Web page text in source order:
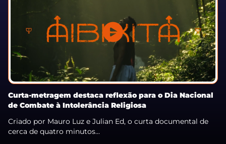
Curta-metragem destaca reflexão para o Dia Nacional
de Combate à Intolerância Religiosa
Criado por Mauro Luz e Julian Ed, o curta documental de
cerca de quatro minutos...